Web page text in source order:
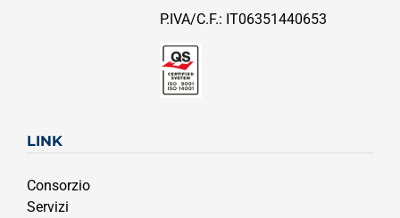
P.IVA/C.F.: IT06351440653
LINK
Consorzio
Servizi